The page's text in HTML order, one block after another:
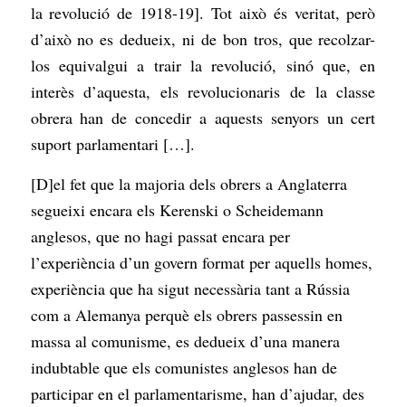
la revolució de 1918-19]. Tot això és veritat, però
d’això no es dedueix, ni de bon tros, que recolzar-
los equivalgui a trair la revolució, sinó que, en
interès d’aquesta, els revolucionaris de la classe
obrera han de concedir a aquests senyors un cert
suport parlamentari […].
[D]el fet que la majoria dels obrers a Anglaterra
segueixi encara els Kerenski o Scheidemann
anglesos, que no hagi passat encara per
l’experiència d’un govern format per aquells homes,
experiència que ha sigut necessària tant a Rússia
com a Alemanya perquè els obrers passessin en
massa al comunisme, es dedueix d’una manera
indubtable que els comunistes anglesos han de
participar en el parlamentarisme, han d’ajudar, des